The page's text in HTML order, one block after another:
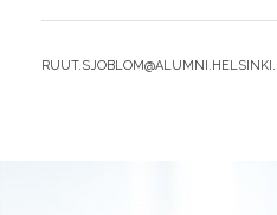
RATKAISUJA
BY